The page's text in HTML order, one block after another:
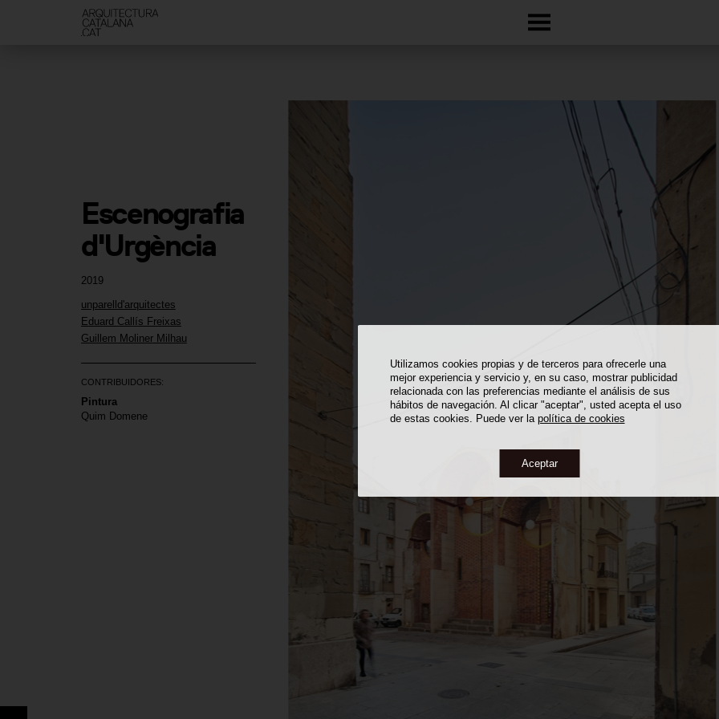
Utilizamos cookies propias y de terceros para ofrecerle una
mejor experiencia y servicio y, en su caso, mostrar publicidad
relacionada con las preferencias mediante el análisis de sus
hábitos de navegación. Al clicar "aceptar", usted acepta el uso
de estas cookies. Puede ver la política de cookies
Aceptar
2019
unparelld'arquitectes
Eduard Callís Freixas
Guillem Moliner Milhau
CONTRIBUIDORES:
Pintura
Quim Domene
Escenografia
d'Urgència